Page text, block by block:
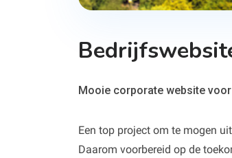
Mooie corporate website
Een top project om te mogen
Daarom voorbereid op de